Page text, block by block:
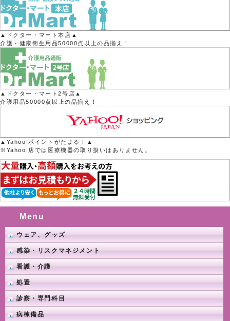
▲ドクター・マート本店▲
介護・健康衛生用品50000点以上の品揃え！
▲ドクター・マート2号店▲
介護用品50000点以上の品揃え！
▲Yahoo!ポイントがたまる！▲
※Yahoo!店では医療機器の取り扱いはありません。
Menu
ウェア、グッズ
感染・リスクマネジメント
看護・介護
処置
診察・専門科目
病棟備品